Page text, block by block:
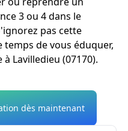
3 ou 4 dans le
pas cette
de vous éduquer,
Lavilledieu (07170).
dès maintenant